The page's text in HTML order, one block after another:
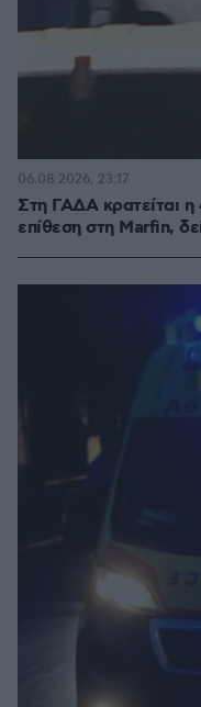
Στη ΓΑΔΑ κρατείται η
επίθεση στη Marfin,
06.08.2026, 23:17